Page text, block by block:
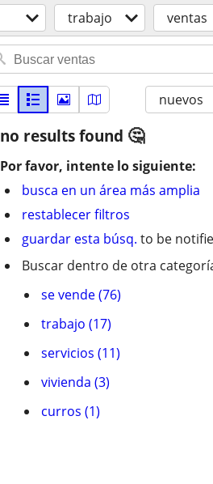
trabajo ventas
nuevos
no results found
Por favor, intente lo siguiente:
busca en un área más amplia
restablecer filtros
guardar esta búsq. to be
Buscar dentro de otra
se vende (76)
trabajo (17)
servicios (11)
vivienda (3)
curros (1)